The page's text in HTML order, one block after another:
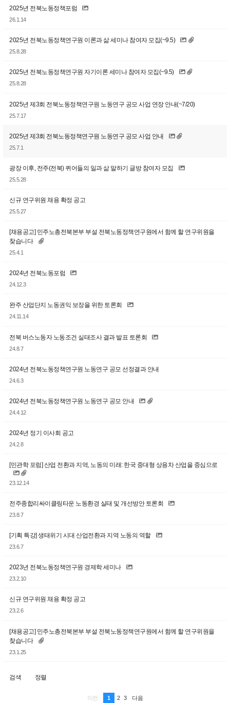
2025년 전북노동정책포럼
26.1.14
2025년 전북노동정책연구원 이론과 삶 세미나 참여자 모집(~9.5)
25.8.28
2025년 전북노동정책연구원 자기이론 세미나 참여자 모집(~9.5)
25.8.28
2025년 제3회 전북노동정책연구원 노동연구 공모 사업 연장 안내(~7/20)
25.7.17
2025년 제3회 전북노동정책연구원 노동연구 공모 사업 안내
25.7.1
광장 이후, 전주(전북) 퀴어들의 일과 삶 말하기 글방 참여자 모집
25.5.28
신규 연구위원 채용 확정 공고
25.5.27
[채용공고] 민주노총전북본부 부설 전북노동정책연구원에서 함께 할 연구위원을
찾습니다
25.4.1
2024년 전북노동포럼
24.12.3
완주 산업단지 노동권익 보장을 위한 토론회
24.11.14
전북 버스노동자 노동조건 실태조사 결과 발표 토론회
24.8.7
2024년 전북노동정책연구원 노동연구 공모 선정결과 안내
24.6.3
2024년 전북노동정책연구원 노동연구 공모 안내
24.4.12
2024년 정기 이사회 공고
24.2.8
[민관학 포럼] 산업 전환과 지역, 노동의 미래: 한국 중대형 상용차 산업을 중심으로
23.12.14
전주종합리싸이클링타운 노동환경 실태 및 개선방안 토론회
23.8.7
[기획 특강] 생태위기 시대 산업전환과 지역 노동의 역할
23.6.7
2023년 전북노동정책연구원 경제학 세미나
23.2.10
신규 연구위원 채용 확정 공고
23.2.6
[채용공고] 민주노총전북본부 부설 전북노동정책연구원에서 함께 할 연구위원을
찾습니다
23.1.25
검색 정렬
이전 1 2 3 다음